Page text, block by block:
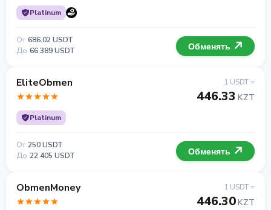
Platinum
От 686.02 USDT
До 66 389 USDT Обменять
EliteObmen
Platinum
1 USDT =
446.33 KZT
От 250 USDT
До 22 405 USDT Обменять
ObmenMoney 1 USDT =
446.30KZT